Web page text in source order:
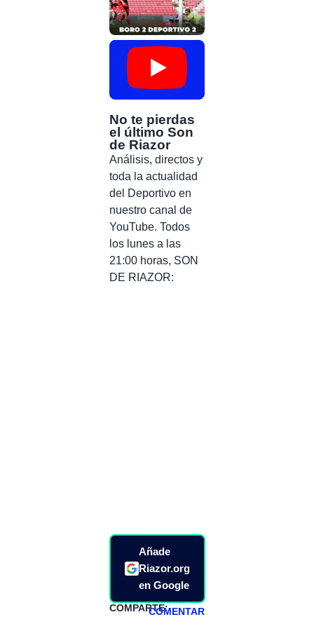
No te pierdas
el último Son
de Riazor
Análisis, directos y
toda la actualidad
del Deportivo en
nuestro canal de
YouTube. Todos
los lunes a las
21:00 horas, SON
DE RIAZOR:
Añade
Riazor.org
en Google
COMPARTE:COMENTAR